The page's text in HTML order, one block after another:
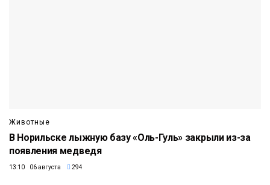
Животные
В Норильске лыжную базу «Оль-Гуль» закрыли из-за
появления медведя
13:10 06 августа 294